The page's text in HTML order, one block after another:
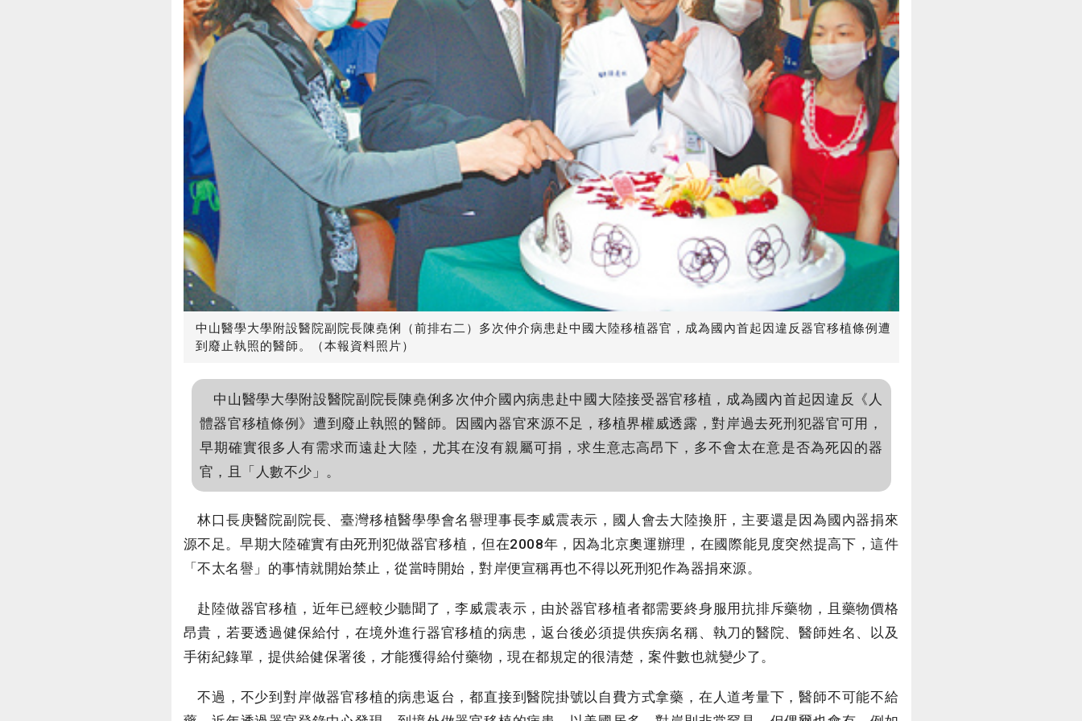
中山醫學大學附設醫院副院長陳堯俐（前排右二）多次仲介病患赴中國大陸移植器官，成為國內首起因違反器官移植條例遭
到廢止執照的醫師。（本報資料照片）
中山醫學大學附設醫院副院長陳堯俐多次仲介國內病患赴中國大陸接受器官移植，成為國內首起因違反《人
體器官移植條例》遭到廢止執照的醫師。因國內器官來源不足，移植界權威透露，對岸過去死刑犯器官可用，
早期確實很多人有需求而遠赴大陸，尤其在沒有親屬可捐，求生意志高昂下，多不會太在意是否為死囚的器
官，且「人數不少」。
林口長庚醫院副院長、臺灣移植醫學學會名譽理事長李威震表示，國人會去大陸換肝，主要還是因為國內器捐來
源不足。早期大陸確實有由死刑犯做器官移植，但在2008年，因為北京奧運辦理，在國際能見度突然提高下，這件
「不太名譽」的事情就開始禁止，從當時開始，對岸便宣稱再也不得以死刑犯作為器捐來源。
赴陸做器官移植，近年已經較少聽聞了，李威震表示，由於器官移植者都需要終身服用抗排斥藥物，且藥物價格
昂貴，若要透過健保給付，在境外進行器官移植的病患，返台後必須提供疾病名稱、執刀的醫院、醫師姓名、以及
手術紀錄單，提供給健保署後，才能獲得給付藥物，現在都規定的很清楚，案件數也就變少了。
不過，不少到對岸做器官移植的病患返台，都直接到醫院掛號以自費方式拿藥，在人道考量下，醫師不可能不給